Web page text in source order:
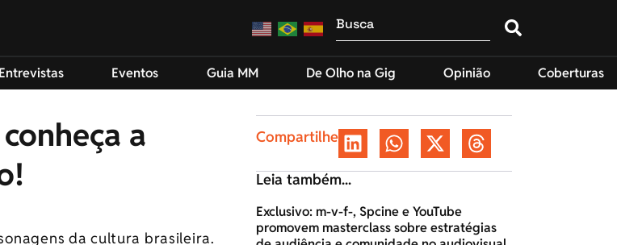
Entrevistas Eventos Guia MM De Olho na Gig Opinião Coberturas
a
da cultura brasileira.
Compartilhe
Leia também...
Exclusivo: m-v-f-, Spcine e YouTube
promovem masterclass sobre estratégias